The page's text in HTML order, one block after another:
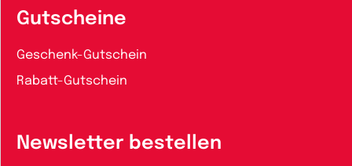
Gutscheine
Geschenk-Gutschein
Rabatt-Gutschein
Newsletter bestellen